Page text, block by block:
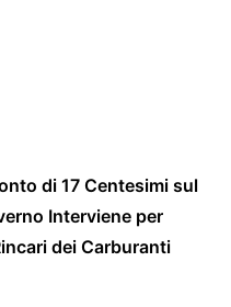
di 17 Centesimi sul
Interviene per
dei Carburanti